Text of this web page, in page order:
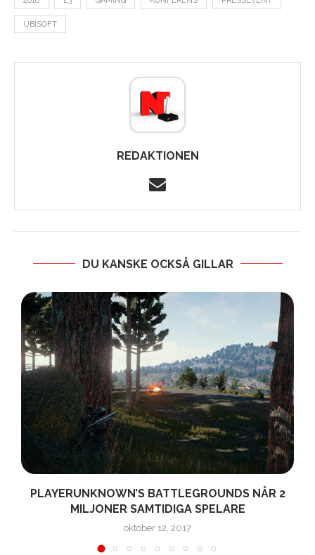
UBISOFT
REDAKTIONEN
DU KANSKE OCKSÅ GILLAR
PLAYERUNKNOWN’S BATTLEGROUNDS NÅR 2
MILJONER SAMTIDIGA SPELARE
oktober 12, 2017